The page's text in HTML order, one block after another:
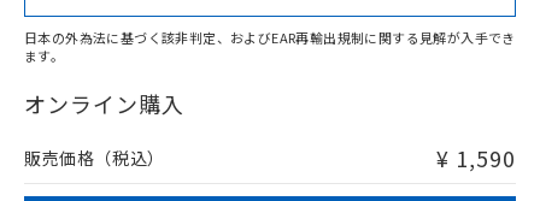
在庫等で未対応品が混在する可能性があります。
問い合わせください。
日本の外為法に基づく該非判定、およびEAR再輸出規制に関する見解が入手でき
ます。
オンライン購入
販売価格（税込） ¥ 1,590